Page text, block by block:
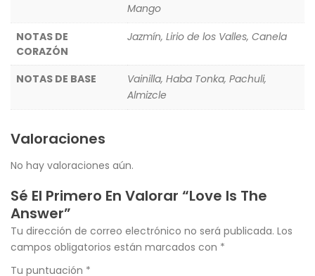
Mango
NOTAS DE
CORAZÓN
Jazmín, Lirio de los Valles, Canela
NOTAS DE BASE
Vainilla, Haba Tonka, Pachuli,
Almizcle
Valoraciones
No hay valoraciones aún.
Sé El Primero En Valorar “Love Is The
Answer”
Tu dirección de correo electrónico no será publicada. Los
campos obligatorios están marcados con *
Tu puntuación *